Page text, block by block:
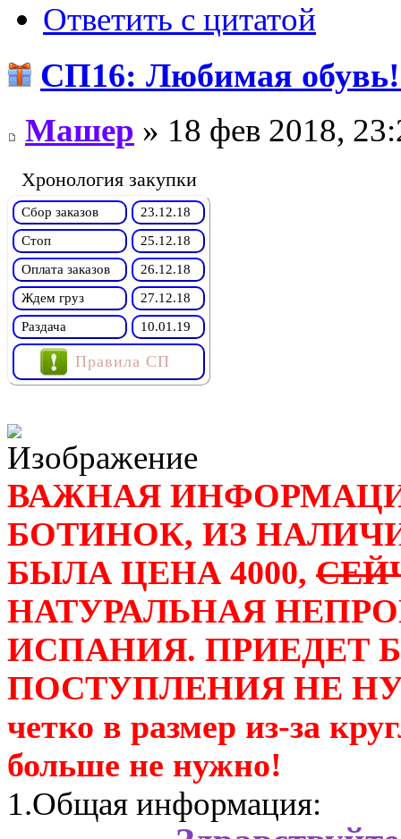
Ответить с цитатой
СП16: Любимая
Машер » 18 фев 2018,
Хронология закупки
Сбор заказов
23.12.18
Стоп
25.12.18
Оплата заказов
26.12.18
Ждем груз
27.12.18
Раздача
10.01.19
Правила СП
ВАЖНАЯ
БОТИНОК, ИЗ
БЫЛА ЦЕНА 4000,
НАТУРАЛЬНАЯ
ИСПАНИЯ. ПРИЕДЕТ
ПОСТУПЛЕНИЯ НЕ
четко в размер из-за
больше не нужно!
1.Общая информация: